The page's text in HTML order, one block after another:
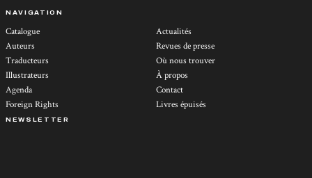
NAVIGATION
Catalogue
Auteurs
Traducteurs
Illustrateurs
Agenda
Foreign Rights
Actualités
Revues de presse
Où nous trouver
À propos
Contact
Livres épuisés
NEWSLETTER